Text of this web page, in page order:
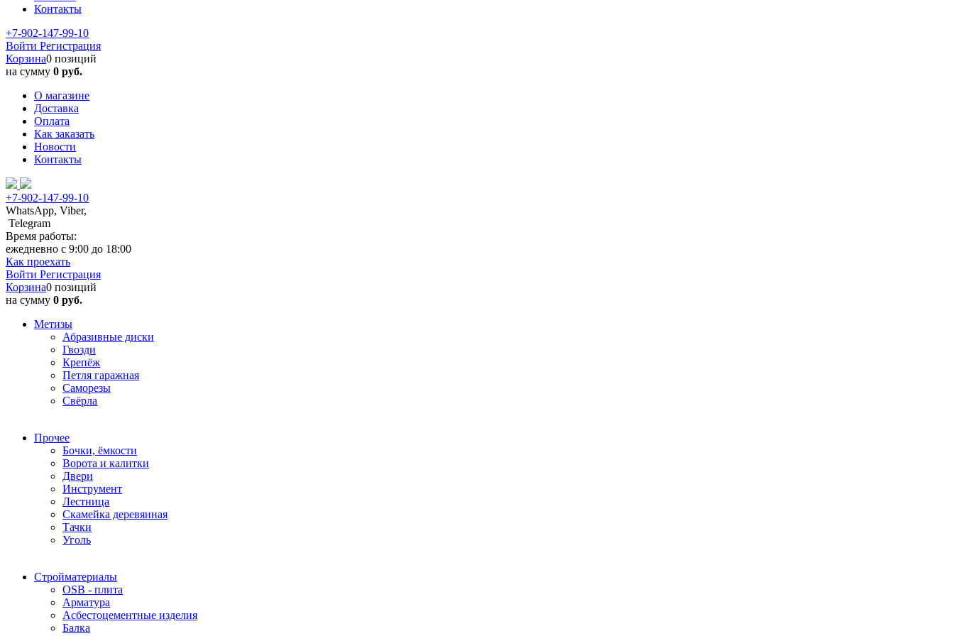
Контакты
+7-902-147-99-10
Войти Регистрация
Корзина0 позиций
на сумму 0 руб.
О магазине
Доставка
Оплата
Как заказать
Новости
Контакты
+7-902-147-99-10
WhatsApp, Viber,
Telegram
Время работы:
ежедневно с 9:00 до 18:00
Как проехать
Войти Регистрация
Корзина0 позиций
на сумму 0 руб.
Метизы
Абразивные диски
Гвозди
Крепёж
Петля гаражная
Саморезы
Свёрла
Прочее
Бочки, ёмкости
Ворота и калитки
Двери
Инструмент
Лестница
Скамейка деревянная
Тачки
Уголь
Стройматериалы
OSB - плита
Арматура
Асбестоцементные изделия
Балка